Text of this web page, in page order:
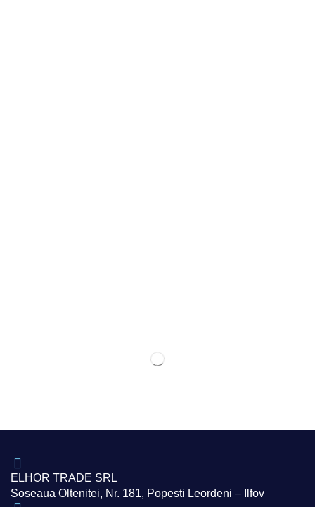
ELHOR TRADE SRL
Soseaua Oltenitei, Nr. 181, Popesti Leordeni – Ilfov